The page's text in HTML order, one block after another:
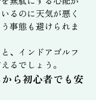
るのに天気が悪く
事態も避けられま
、インドアゴルフ
るでしょう。
ら初心者でも安